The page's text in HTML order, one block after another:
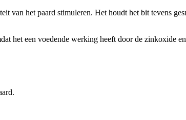
van het paard stimuleren. Het houdt het bit tevens
het een voedende werking heeft door de zinkoxide